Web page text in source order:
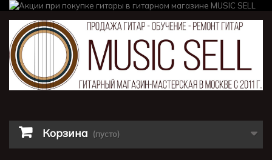
Корзина (пусто)